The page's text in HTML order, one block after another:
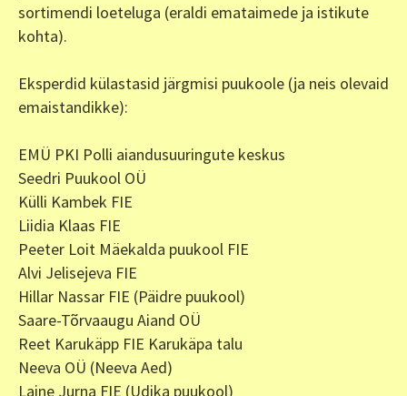
sortimendi loeteluga (eraldi emataimede ja istikute
kohta).
Eksperdid külastasid järgmisi puukoole (ja neis olevaid
emaistandikke):
EMÜ PKI Polli aiandusuuringute keskus
Seedri Puukool OÜ
Külli Kambek FIE
Liidia Klaas FIE
Peeter Loit Mäekalda puukool FIE
Alvi Jelisejeva FIE
Hillar Nassar FIE (Päidre puukool)
Saare-Tõrvaaugu Aiand OÜ
Reet Karukäpp FIE Karukäpa talu
Neeva OÜ (Neeva Aed)
Laine Jurna FIE (Udika puukool)